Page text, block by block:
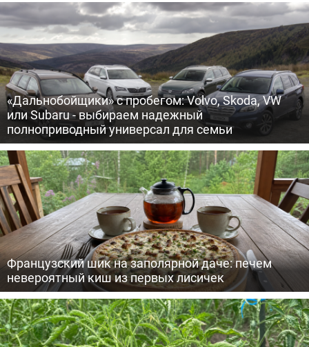
«Дальнобойщики» с пробегом: Volvo, Skoda, VW
или Subaru - выбираем надежный
полноприводный универсал для семьи
Французский шик на заполярной даче: печем
невероятный киш из первых лисичек